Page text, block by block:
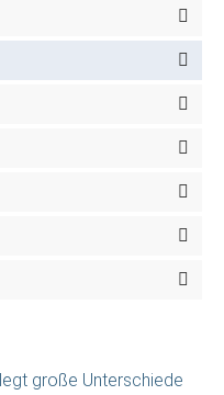
große Unterschiede